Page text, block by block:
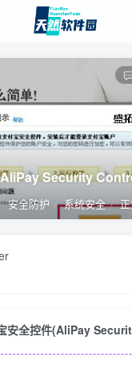
Security
安全防护 系统安全 正
安全控件(AliPay